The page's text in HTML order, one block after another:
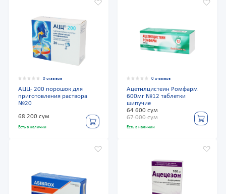
0 отзывов
АЦЦ- 200 порошок для
приготовления раствора
№20
68 200 сум
Есть в наличии
0 отзывов
Ацетилцистеин Ромфарм
600мг №12 таблетки
шипучие
64 600 сум
67 000 сум
Есть в наличии